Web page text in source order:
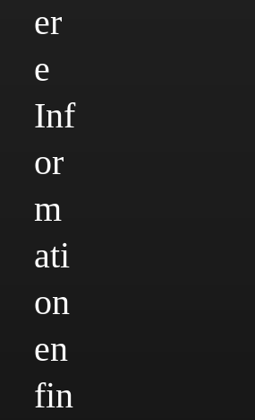
er
e
Inf
or
m
ati
on
en
fin